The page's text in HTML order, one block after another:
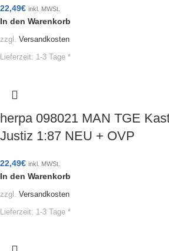
22,49€ inkl. MWSt.
In den Warenkorb
zzgl. Versandkosten
Lieferzeit: 1-3 Tage *
herpa 098021 MAN TGE
Justiz 1:87 NEU + OVP
22,49€ inkl. MWSt.
In den Warenkorb
zzgl. Versandkosten
Lieferzeit: 1-3 Tage *